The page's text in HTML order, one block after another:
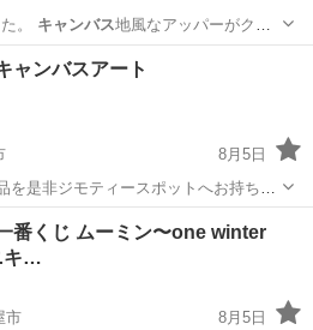
。 キャンバス地風なアッパーがクラ
ャンバスアート
8月5日
非ジモティースポットへお持ち込
ポーツ・レジャー用品、こども用品、
、CD・DVDなどが無料でまとめて持
雑貨/小物
番くじ ムーミン〜one winter
ニキ…
市
8月5日